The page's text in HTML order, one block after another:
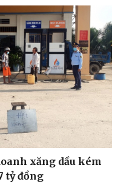
xăng dầu kém
tỷ đồng